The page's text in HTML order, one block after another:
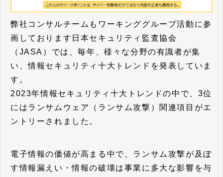
弊社コンサルチームもワーキンググループ活動に参
画しております日本セキュリティ監査協会
（JASA）では、毎年、様々な分野の有識者が集
い、情報セキュリティ十大トレンドを発表していま
す。
2023年情報セキュリティ十大トレンドの中で、3位
にはランサムウェア（ランサム攻撃）関連項目がエ
ントリーされました。
電子情報の価値が高まる中で、ランサム攻撃が及ぼ
す情報漏えい・情報の破壊は事業に多大な影響を与